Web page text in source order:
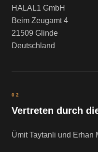
HALAL1 GmbH
Beim Zeugamt 4
21509 Glinde
Deutschland
02
Vertreten durch
Ümit Taytanli und Erhan